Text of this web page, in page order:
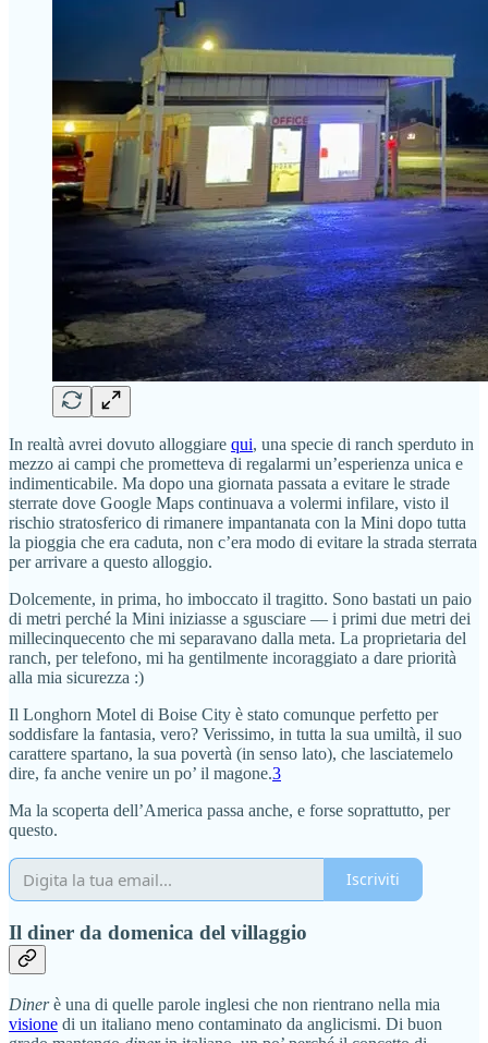
In realtà avrei dovuto alloggiare qui, una specie di ranch sperduto in
mezzo ai campi che prometteva di regalarmi un’esperienza unica e
indimenticabile. Ma dopo una giornata passata a evitare le strade
sterrate dove Google Maps continuava a volermi infilare, visto il
rischio stratosferico di rimanere impantanata con la Mini dopo tutta
la pioggia che era caduta, non c’era modo di evitare la strada sterrata
per arrivare a questo alloggio.
Dolcemente, in prima, ho imboccato il tragitto. Sono bastati un paio
di metri perché la Mini iniziasse a sgusciare — i primi due metri dei
millecinquecento che mi separavano dalla meta. La proprietaria del
ranch, per telefono, mi ha gentilmente incoraggiato a dare priorità
alla mia sicurezza :)
Il Longhorn Motel di Boise City è stato comunque perfetto per
soddisfare la fantasia, vero? Verissimo, in tutta la sua umiltà, il suo
carattere spartano, la sua povertà (in senso lato), che lasciatemelo
dire, fa anche venire un po’ il magone.3
Ma la scoperta dell’America passa anche, e forse soprattutto, per
questo.
Iscriviti
Il diner da domenica del villaggio
Dinerè una di quelle parole inglesi che non rientrano nella mia
visione di un italiano meno contaminato da anglicismi. Di buon